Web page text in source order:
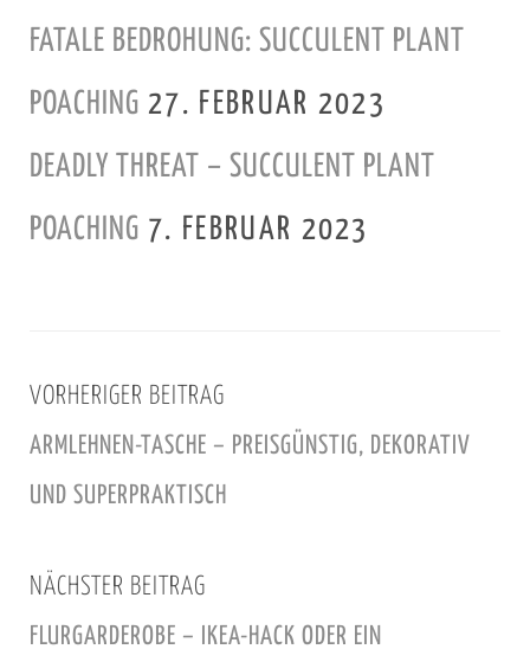
k
t
i
s
h
t
z
n
–
i
n
FATALE BEDROHUNG: SUCCULENT PLANT
POACHING 27. FEBRUAR 2023
DEADLY THREAT – SUCCULENT PLANT
POACHING 7. FEBRUAR 2023
VORHERIGER BEITRAG
ARMLEHNEN-TASCHE – PREISGÜNSTIG, DEKORATIV
UND SUPERPRAKTISCH
NÄCHSTER BEITRAG
FLURGARDEROBE – IKEA-HACK ODER EIN